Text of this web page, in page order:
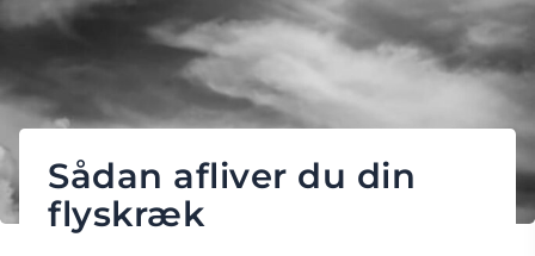
Sådan afliver du din
flyskræk